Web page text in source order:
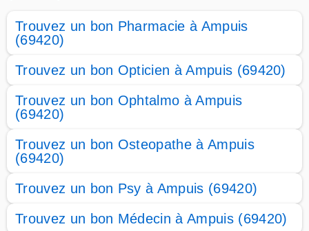
Trouvez un bon Pharmacie à Ampuis
(69420)
Trouvez un bon Opticien à Ampuis (69420)
Trouvez un bon Ophtalmo à Ampuis
(69420)
Trouvez un bon Osteopathe à Ampuis
(69420)
Trouvez un bon Psy à Ampuis (69420)
Trouvez un bon Médecin à Ampuis (69420)